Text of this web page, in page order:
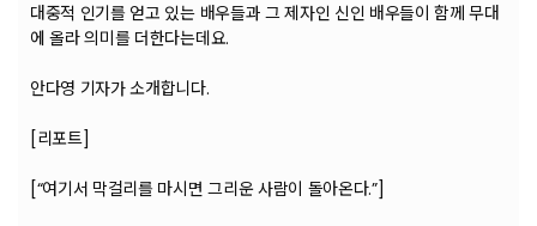
대중적 인기를 얻고 있는 배우들과 그 제자인 신인 배우들이 함께 무대
에 올라 의미를 더한다는데요.
안다영 기자가 소개합니다.
[리포트]
[“여기서 막걸리를 마시면 그리운 사람이 돌아온다.”]